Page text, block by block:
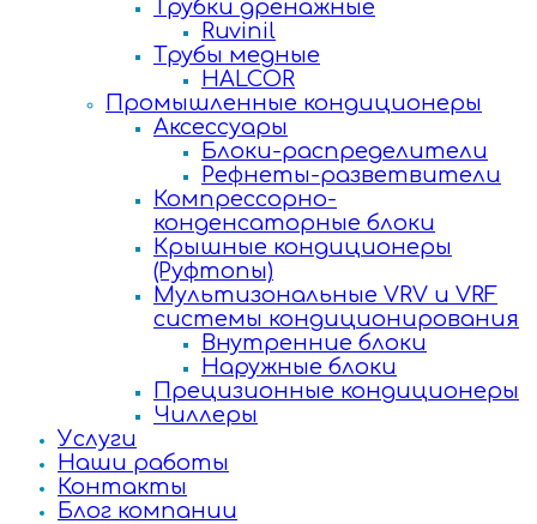
Трубки дренажные
Ruvinil
Трубы медные
HALCOR
Промышленные кондиционеры
Аксессуары
Блоки-распределители
Рефнеты-разветвители
Компрессорно-
конденсаторные блоки
Крышные кондиционеры
(Руфтопы)
Мультизональные VRV и VRF
системы кондиционирования
Внутренние блоки
Наружные блоки
Прецизионные кондиционеры
Чиллеры
Услуги
Наши работы
Контакты
Блог компании